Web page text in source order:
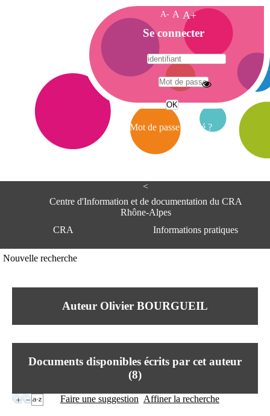
<
Centre d'Information et de documentation du CRA
Rhône-Alpes
CRA
Informations pratiques
Centre Hospitalier le Vinatier
95, Bd Pinel
Lundi au Vendredi
Contact
Mail
Nouvelle recherche
Auteur Olivier BOURGUEIL
Documents disponibles écrits par cet auteur
(8)
Faire une suggestion Affiner la recherche
A- A A+
A
c
c
e
i
Se connecter
Mot de passe oublié ?
A
e
e
n
o
i
e
t